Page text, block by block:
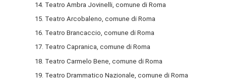
14. Teatro Ambra Jovinelli, comune di Roma
15. Teatro Arcobaleno, comune di Roma
16. Teatro Brancaccio, comune di Roma
17. Teatro Capranica, comune di Roma
18. Teatro Carmelo Bene, comune di Roma
19. Teatro Drammatico Nazionale, comune di Roma